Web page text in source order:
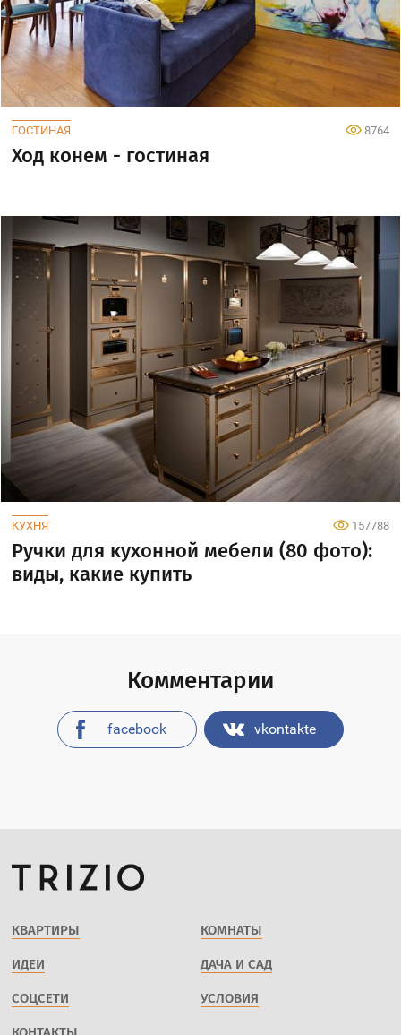
ГОСТИНАЯ 8764
Ход конем - гостиная
КУХНЯ 157788
Ручки для кухонной мебели (80 фото):
виды, какие купить
Комментарии
facebook vkontakte
КВАРТИРЫ КОМНАТЫ
ИДЕИ ДАЧА И САД
СОЦСЕТИ УСЛОВИЯ